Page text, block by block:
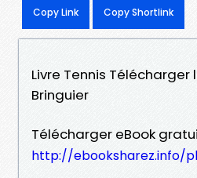
Copy Link Copy Shortlink
Livre Tennis Télécharger
Bringuier
Télécharger eBook
http://ebooksharez.info/